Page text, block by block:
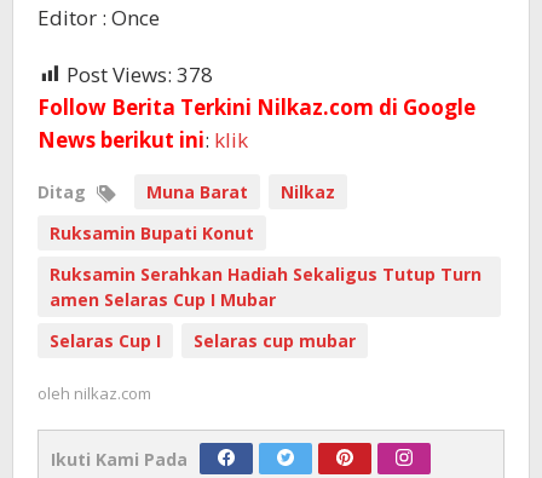
Editor : Once
Post Views: 378
Follow Berita Terkini Nilkaz.com di Google
News berikut ini: klik
Ditag Muna Barat
Nilkaz
Ruksamin Bupati Konut
Ruksamin Serahkan Hadiah Sekaligus Tutup Turn
amen Selaras Cup I Mubar
Selaras Cup I
Selaras cup mubar
oleh nilkaz.com
Ikuti Kami Pada